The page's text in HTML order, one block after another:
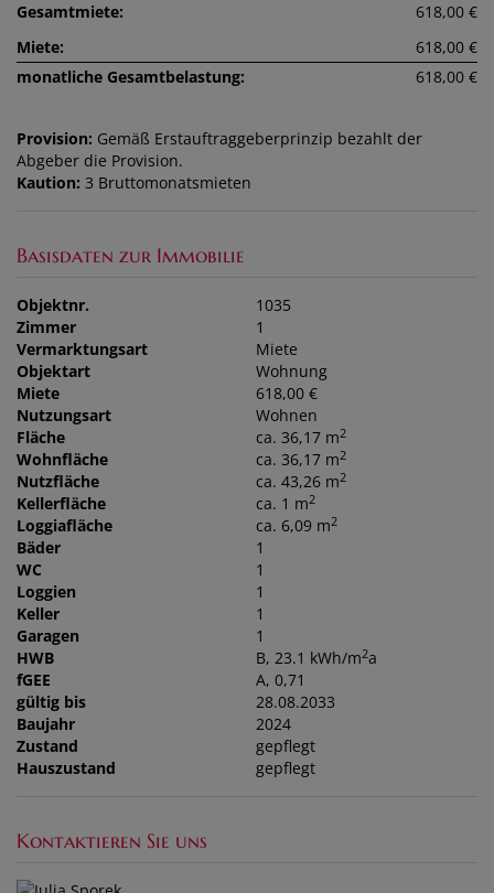
Gesamtmiete:
618,00 €
Miete:
618,00 €
monatliche Gesamtbelastung:
618,00 €
Provision: Gemäß Erstauftraggeberprinzip bezahlt der
Abgeber die Provision.
Kaution: 3 Bruttomonatsmieten
Basisdaten zur Immobilie
Objektnr.
1035
Zimmer
1
Vermarktungsart
Miete
Objektart
Wohnung
Miete
618,00 €
Nutzungsart
Wohnen
Fläche
ca. 36,17 m2
Wohnfläche ca. 36,17 m2
Nutzfläche ca. 43,26 m2
Kellerfläche ca. 1 m2
Loggiafläche ca. 6,09 m2
Bäder
1
WC
1
Loggien
1
Keller
1
Garagen
1
HWB
B, 23.1 kWh/m2a
fGEE
A, 0,71
gültig bis
28.08.2033
Baujahr
2024
Zustand
gepflegt
Hauszustand
gepflegt
Kontaktieren Sie uns